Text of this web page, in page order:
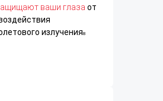
ваши глаза от
излучения8